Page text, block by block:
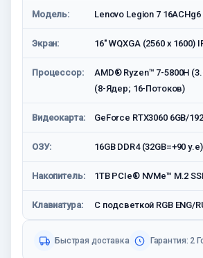
Модель: Lenovo Legion 7 16ACHg6
Экран: 16" WQXGA (2560 x 1600)
Процессор:
AMD® Ryzen™ 7-5800H
(8-Ядер; 16-Потоков)
Видеокарта: GeForce RTX3060 6GB/
ОЗУ: 16GB DDR4 (32GB=+90 у.е)
Накопитель: 1TB PCIe® NVMe™ M.2
Клавиатура: С подсветкой RGB ENG/
Быстрая доставка Гарантия: 2